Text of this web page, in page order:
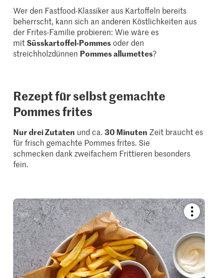
Wer den Fastfood-Klassiker aus Kartoffeln bereits
beherrscht, kann sich an anderen Köstlichkeiten aus
der Frites-Familie probieren: Wie wäre es
mitSüsskartoffel-Pommesoder den
streichholzdünnen Pommes allumettes?
Rezept für selbst gemachte
Pommes frites
Nur drei Zutaten und ca.30 Minuten Zeit braucht es
für frisch gemachte Pommes frites. Sie
schmecken dank zweifachem Frittieren besonders
fein.
recipe
or
add
it
to
your